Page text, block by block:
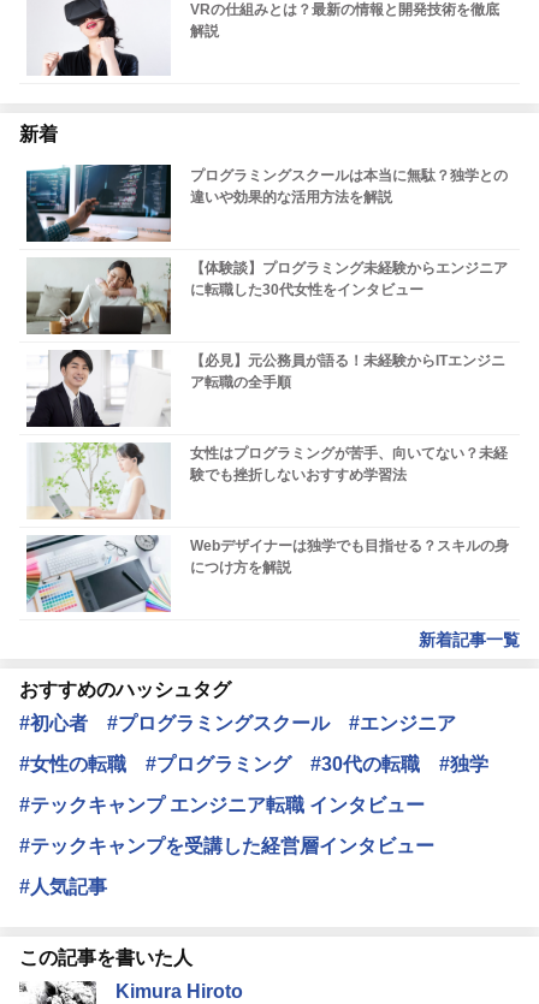
VRの仕組みとは？最新の情報と開発技術を徹底
解説
新着
プログラミングスクールは本当に無駄？独学との
違いや効果的な活用方法を解説
【体験談】プログラミング未経験からエンジニア
に転職した30代女性をインタビュー
【必見】元公務員が語る！未経験からITエンジニ
ア転職の全手順
女性はプログラミングが苦手、向いてない？未経
験でも挫折しないおすすめ学習法
Webデザイナーは独学でも目指せる？スキルの身
につけ方を解説
新着記事一覧
おすすめのハッシュタグ
#初心者
#プログラミングスクール
#エンジニア
#女性の転職
#プログラミング #30代の転職
#独学
#テックキャンプ エンジニア転職 インタビュー
#テックキャンプを受講した経営層インタビュー
#人気記事
この記事を書いた人
Kimura Hiroto